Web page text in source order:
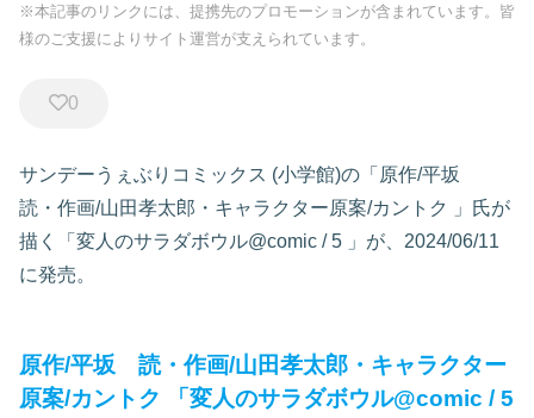
※本記事のリンクには、提携先のプロモーションが含まれています。皆
様のご支援によりサイト運営が支えられています。
0
サンデーうぇぶりコミックス (小学館)の「 原作/平坂
読・作画/山田孝太郎・キャラクター原案/カントク
」氏が
描く「変人のサラダボウル@comic / 5 」が、2024/06/11
に発売。
原作/平坂 読・作画/山田孝太郎・キャラクター
原案/カントク
「変人のサラダボウル@comic / 5